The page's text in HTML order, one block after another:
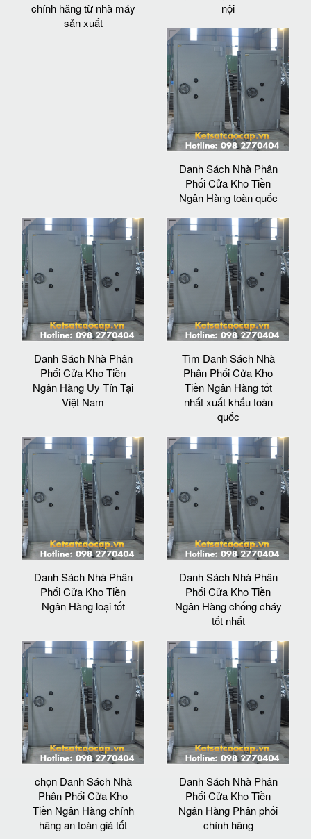
chính hãng từ nhà máy
sản xuất
nội
Danh Sách Nhà Phân
Phối Cửa Kho Tiền
Ngân Hàng toàn quốc
Danh Sách Nhà Phân
Phối Cửa Kho Tiền
Ngân Hàng Uy Tín Tại
Việt Nam
Tìm Danh Sách Nhà
Phân Phối Cửa Kho
Tiền Ngân Hàng tốt
nhất xuất khẩu toàn
quốc
Danh Sách Nhà Phân
Phối Cửa Kho Tiền
Ngân Hàng loại tốt
Danh Sách Nhà Phân
Phối Cửa Kho Tiền
Ngân Hàng chống cháy
tốt nhất
chọn Danh Sách Nhà
Phân Phối Cửa Kho
Tiền Ngân Hàng chính
hãng an toàn giá tốt
Danh Sách Nhà Phân
Phối Cửa Kho Tiền
Ngân Hàng Phân phối
chính hãng